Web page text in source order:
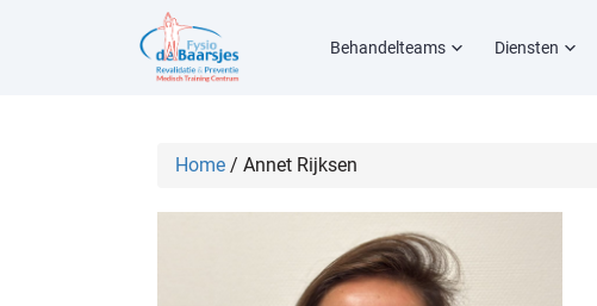
Behandelteams Diensten
Home / Annet Rijksen